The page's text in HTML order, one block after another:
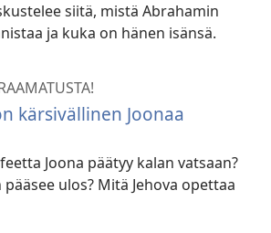
siitä, mistä Abrahamin
ja kuka on hänen isänsä.
kärsivällinen Joonaa
Joona päätyy kalan vatsaan?
ulos? Mitä Jehova opettaa